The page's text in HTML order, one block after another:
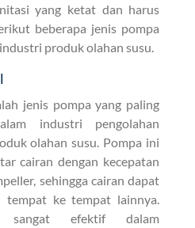
yang ketat dan harus
beberapa jenis pompa
produk olahan susu.
jenis pompa yang paling
industri pengolahan
olahan susu. Pompa ini
cairan dengan kecepatan
sehingga cairan dapat
ke tempat lainnya.
sangat efektif dalam